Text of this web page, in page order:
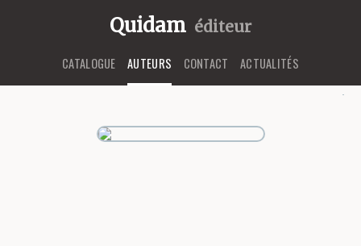
Quidam éditeur
CATALOGUE AUTEURS CONTACT ACTUALITÉS